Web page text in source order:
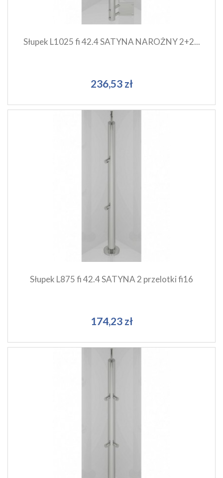
Słupek L1025 fi 42.4 SATYNA NAROŻNY 2+2...
236,53 zł
Szybki podgląd produktu
Słupek L875 fi 42.4 SATYNA 2 przelotki fi16
174,23 zł
Szybki podgląd produktu